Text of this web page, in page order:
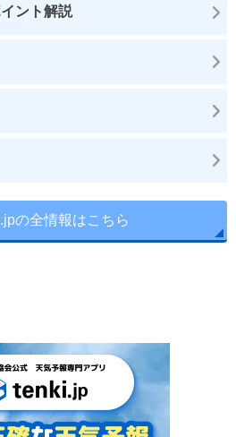
ント解説
の全情報はこちら